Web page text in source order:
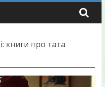
книги про тата